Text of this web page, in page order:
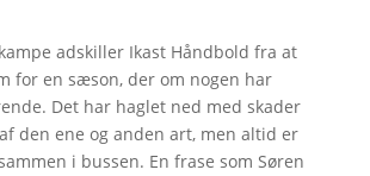
adskiller Ikast Håndbold fra at
for en sæson, der om nogen har
Det har haglet ned med skader
den ene og anden art, men altid er
i bussen. En frase som Søren